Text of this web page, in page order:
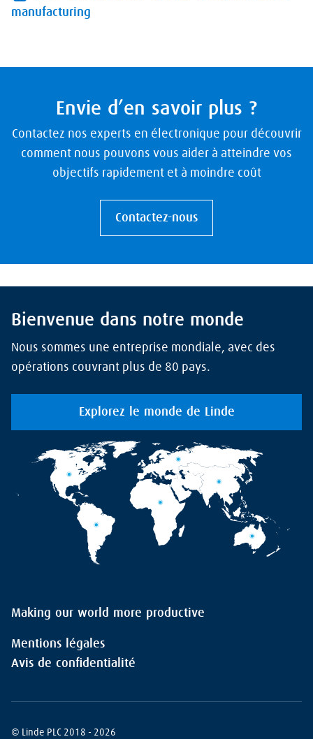
manufacturing
Envie d’en savoir plus ?
Contactez nos experts en électronique pour découvrir
comment nous pouvons vous aider à atteindre vos
objectifs rapidement et à moindre coût
Contactez-nous
Bienvenue dans notre monde
Nous sommes une entreprise mondiale, avec des
opérations couvrant plus de 80 pays.
Explorez le monde de Linde
Making our world more productive
Mentions légales
Avis de confidentialité
© Linde PLC 2018 - 2026